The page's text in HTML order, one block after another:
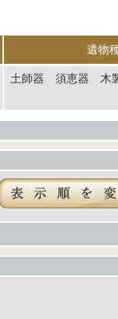
遺物
土師器 須恵器 木